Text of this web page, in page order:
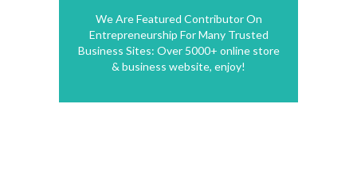
We Are Featured Contributor On
Entrepreneurship For Many Trusted
Business Sites: Over 5000+ online store
& business website, enjoy!